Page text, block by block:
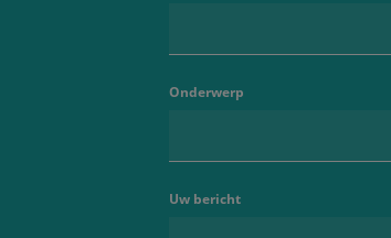
Onderwerp
Uw bericht